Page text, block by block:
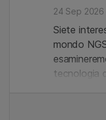
24 Sep 2026
Siete
mondo
tecnologia